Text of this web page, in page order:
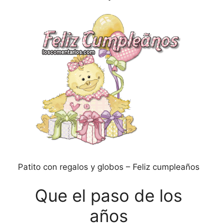
Patito con regalos y globos – Feliz cumpleaños
Que el paso de los
años